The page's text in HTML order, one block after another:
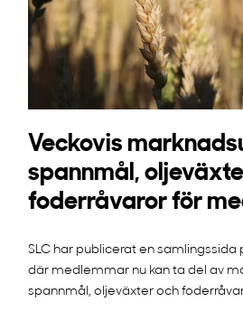
Veckovis
spannmål,
foderråvaror för
SLC har publicerat en
där medlemmar nu kan ta del av
spannmål, oljeväxter och